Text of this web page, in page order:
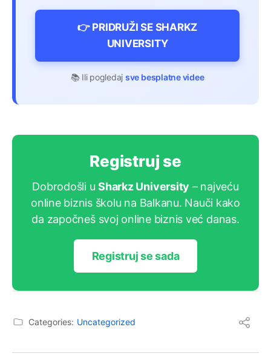
👉 PRIDRUŽI SE SHARKZ
UNIVERSITY
📚 Ili pogledaj sve besplatne videe
Registruj se
Dobrodošli uSharkz University – najveću
online biznis školu na Balkanu. Nauči kako
da započneš svoj online biznis već danas.
Registruj se sada
Categories: Uncategorized